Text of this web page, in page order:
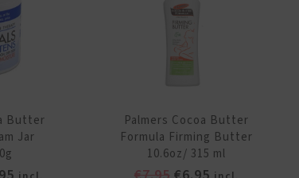
aantal
Butter
Jar
Palmers Cocoa Butter
Formula Firming Butter
10.6oz/ 315 ml